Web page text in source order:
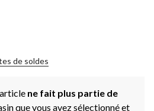
de soldes
ne fait plus partie de
que vous avez sélectionné et